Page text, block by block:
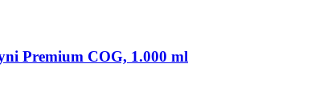
Premium COG, 1.000 ml